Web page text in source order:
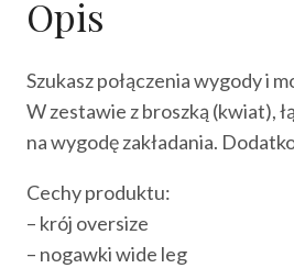
Opis
Szukasz połączenia wygody i
W zestawie z broszką (kwiat),
na wygodę zakładania.
Cechy produktu:
– krój oversize
– nogawki wide leg